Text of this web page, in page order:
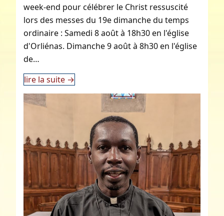
week-end pour célébrer le Christ ressuscité
lors des messes du 19e dimanche du temps
ordinaire : Samedi 8 août à 18h30 en l'église
d'Orliénas. Dimanche 9 août à 8h30 en l'église
de…
lire la suite →